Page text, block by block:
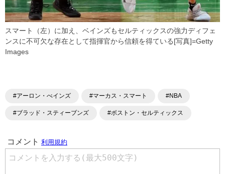
スマート（左）に加え、ベインズもセルティックスの強力ディフェ
ンスに不可欠な存在として指揮官から信頼を得ている[写真]=Getty
Images
#アーロン・べインズ #マーカス・スマート #NBA
#ブラッド・スティーブンズ #ボストン・セルティックス